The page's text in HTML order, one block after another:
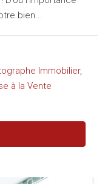
bien...
Immobilier,
à la Vente